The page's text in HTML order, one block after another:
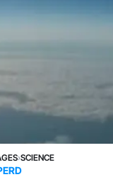
›SCIENCE